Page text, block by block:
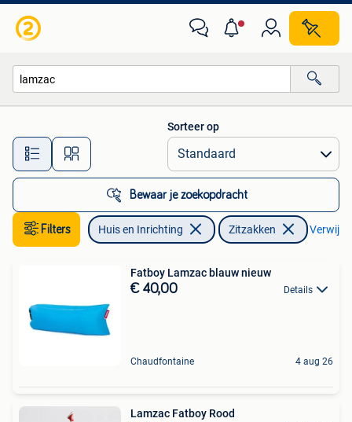
Alle afstanden…
Sorteer op
Bewaar je zoekopdracht
Filters Huis en Inrichting Zitzakken
Fatboy Lamzac blauw nieuw
€ 40,00 Details
Chaudfontaine 4 aug 26
Lamzac Fatboy Rood